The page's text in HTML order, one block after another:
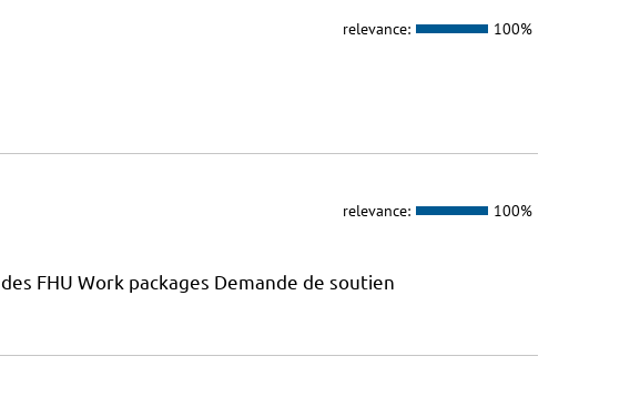
relevance: 100%
relevance: 100%
FHU Work packages Demande de soutien